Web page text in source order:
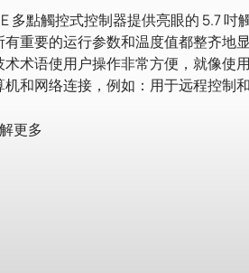
多點觸控式控制器提供亮眼的 5.7
有重要的运行参数和温度值都整齐地
术术语使用户操作非常方便，就像使
机和网络连接，例如：用于远程控制
更多